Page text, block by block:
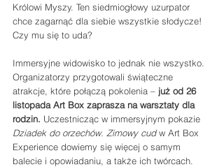
Królowi Myszy. Ten siedmiogłowy uzurpator
chce zagarnąć dla siebie wszystkie słodycze!
Czy mu się to uda?
Immersyjne widowisko to jednak nie wszystko.
Organizatorzy przygotowali świąteczne
atrakcje, które połączą pokolenia – już od 26
listopada Art Box zaprasza na warsztaty dla
rodzin. Uczestnicząc w immersyjnym pokazie
Dziadek do orzechów. Zimowy cud w Art Box
Experience dowiemy się więcej o samym
balecie i opowiadaniu, a także ich twórcach.